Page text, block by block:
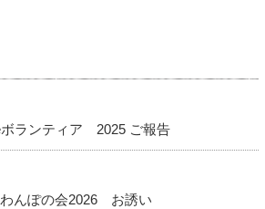
ランティア 2025 ご報告
わんぽの会2026 お誘い